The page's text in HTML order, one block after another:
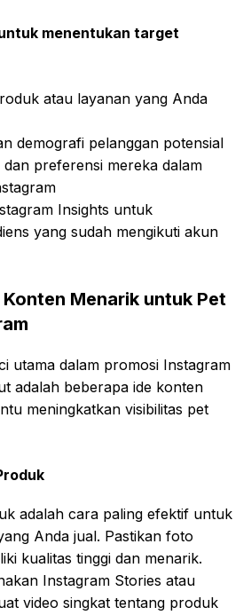
menentukan target
atau layanan yang Anda
demografi pelanggan potensial
dan preferensi mereka dalam
Insights untuk
yang sudah mengikuti akun
Menarik untuk Pet
utama dalam promosi Instagram
adalah beberapa ide konten
meningkatkan visibilitas pet
adalah cara paling efektif untuk
Anda jual. Pastikan foto
kualitas tinggi dan menarik.
Instagram Stories atau
video singkat tentang produk